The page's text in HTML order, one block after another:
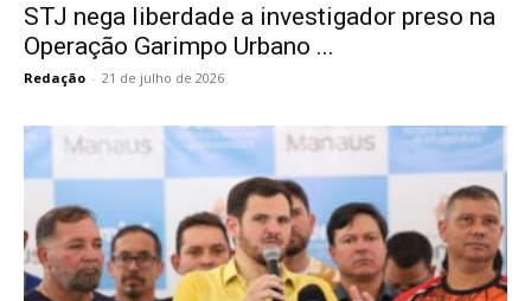
STJ nega liberdade a investigador preso na
Operação Garimpo Urbano ...
Redação - 21 de julho de 2026